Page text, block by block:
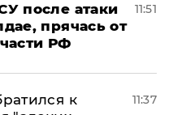
после атаки
прячась от
РФ
11:51
к
11:37